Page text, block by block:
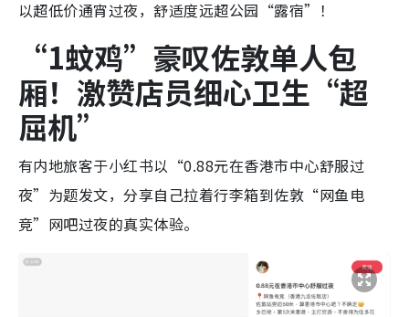
以超低价通宵过夜，舒适度远超公园“露宿”！
“1蚊鸡”豪叹佐敦单人包
厢！激赞店员细心卫生“超
屈机”
有内地旅客于小红书以“0.88元在香港市中心舒服过
夜”为题发文，分享自己拉着行李箱到佐敦“网鱼电
竞”网吧过夜的真实体验。